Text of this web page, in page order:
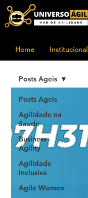
Home Institucional
Posts Ageis
Agilidade na
Saude
Business
Agility
Agilidade
Inclusiva
Agile Women
Posts Ageis